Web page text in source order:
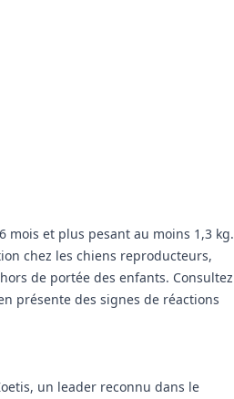
mois et plus pesant au moins 1,3 kg.
chez les chiens reproducteurs,
de portée des enfants. Consultez
présente des signes de réactions
un leader reconnu dans le